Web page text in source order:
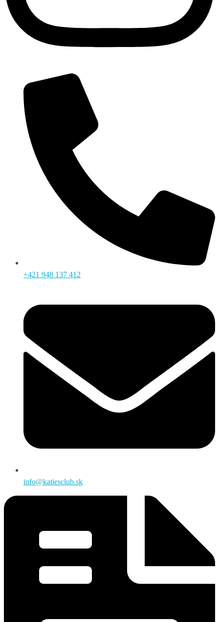
+421 948 137 412
info@katiesclub.sk